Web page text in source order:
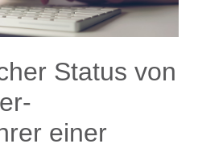
Status von
einer